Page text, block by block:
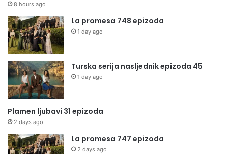
8 hours ago
La promesa 748 epizoda
1 day ago
Turska serija nasljednik epizoda 45
1 day ago
Plamen ljubavi 31 epizoda
2 days ago
La promesa 747 epizoda
2 days ago